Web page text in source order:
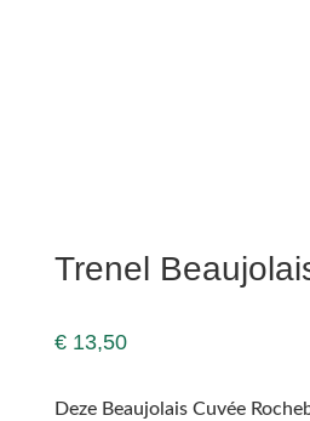
Trenel
€13,50
Deze Beaujolais Cuvée